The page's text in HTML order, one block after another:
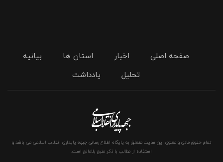
صفحه اصلی اخبار استان ها
بیانیه
تحلیل
یادداشت
تمام حقوق مادی و معنوی این سایت متعلق به پایگاه اطلاع رسانی جبهه پایداری انقلاب اسلامی می باشد و
استفاده از مطالب با ذکر منبع بلامانع است.